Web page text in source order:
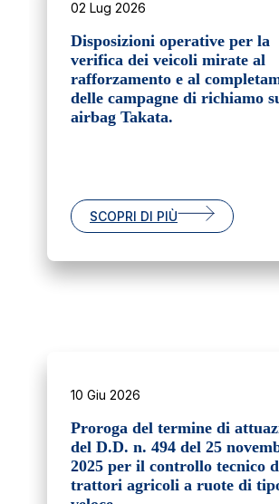
02 Lug 2026
Disposizioni operative per la
verifica dei veicoli mirate al
rafforzamento e al
delle campagne di richiamo
airbag Takata.
SCOPRI DI PIÙ
10 Giu 2026
Proroga del termine di
del D.D. n. 494 del 25
2025 per il controllo tecnico
trattori agricoli a ruote di